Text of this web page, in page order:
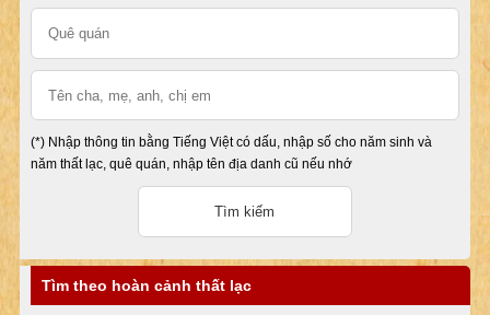
(*) Nhập thông tin bằng Tiếng Việt có dấu, nhập số cho năm sinh và
năm thất lạc, quê quán, nhập tên địa danh cũ nếu nhớ
Tìm theo hoàn cảnh thất lạc